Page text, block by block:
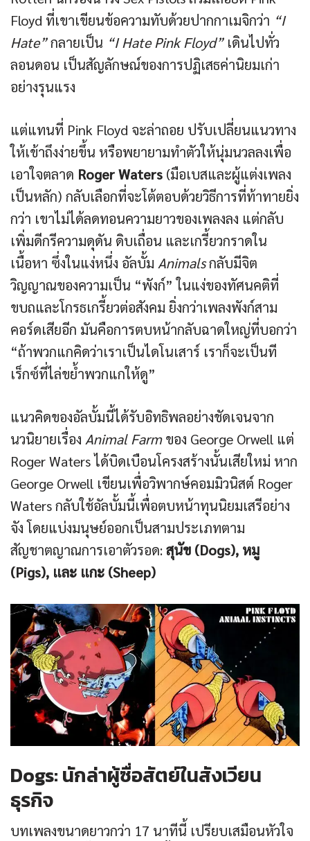
Floyd ที่เขาเขียนข้อความทับด้วยปากกาเมจิกว่า “I
Hate”กลายเป็น “I Hate Pink Floyd”เดินไปทั่ว
ลอนดอน เป็นสัญลักษณ์ของการปฏิเสธค่านิยมเก่า
อย่างรุนแรง
แต่แทนที่ Pink Floyd จะล่าถอย ปรับเปลี่ยนแนวทาง
ให้เข้าถึงง่ายขึ้น หรือพยายามทำตัวให้นุ่มนวลลงเพื่อ
เอาใจตลาด Roger Waters (มือเบสและผู้แต่งเพลง
เป็นหลัก) กลับเลือกที่จะโต้ตอบด้วยวิธีการที่ท้าทายยิ่ง
กว่า เขาไม่ได้ลดทอนความยาวของเพลงลง แต่กลับ
เพิ่มดีกรีความดุดัน ดิบเถื่อน และเกรี้ยวกราดใน
เนื้อหา ซึ่งในแง่หนึ่ง อัลบั้ม Animalsกลับมีจิต
วิญญาณของความเป็น “พังก์” ในแง่ของทัศนคติที่
ขบถและโกรธเกรี้ยวต่อสังคม ยิ่งกว่าเพลงพังก์สาม
คอร์ดเสียอีก มันคือการตบหน้ากลับฉาดใหญ่ที่บอกว่า
“ถ้าพวกแกคิดว่าเราเป็นไดโนเสาร์ เราก็จะเป็นที
เร็กซ์ที่ไล่ขย้ำพวกแกให้ดู”
แนวคิดของอัลบั้มนี้ได้รับอิทธิพลอย่างชัดเจนจาก
นวนิยายเรื่อง Animal Farmของ George Orwell แต่
Roger Waters ได้บิดเบือนโครงสร้างนั้นเสียใหม่ หาก
George Orwell เขียนเพื่อวิพากษ์คอมมิวนิสต์ Roger
Waters กลับใช้อัลบั้มนี้เพื่อตบหน้าทุนนิยมเสรีอย่าง
จัง โดยแบ่งมนุษย์ออกเป็นสามประเภทตาม
สัญชาตญาณการเอาตัวรอด:สุนัข (Dogs), หมู
(Pigs), และ แกะ (Sheep)
Dogs: นักล่าผู้ซื่อสัตย์ในสังเวียน
ธุรกิจ
บทเพลงขนาดยาวกว่า 17 นาทีนี้ เปรียบเสมือนหัวใจ